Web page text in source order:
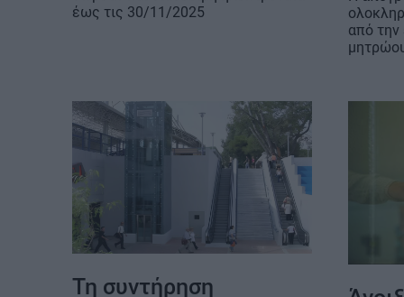
έως τις 30/11/2025
από την
Τη συντήρηση